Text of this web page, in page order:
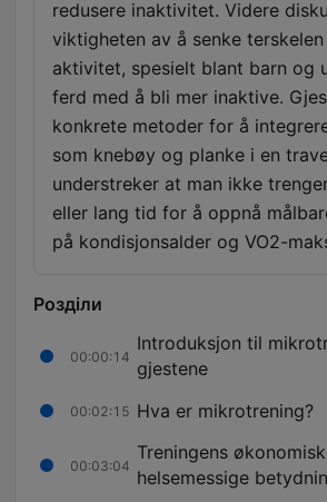
redusere inaktivitet. Videre
viktigheten av å senke
aktivitet, spesielt blant barn og
ferd med å bli mer inaktive.
konkrete metoder for å
som knebøy og planke i en
understreker at man ikke
eller lang tid for å oppnå
på kondisjonsalder og VO2-
Розділи
00:00:14
Introduksjon til
gjestene
00:02:15 Hva er mikrotrening?
00:03:04
Treningens
helsemessige